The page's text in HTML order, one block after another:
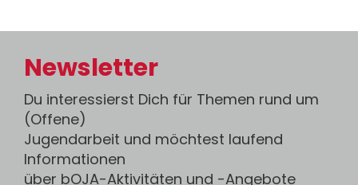
Newsletter
Du interessierst Dich für Themen rund um
(Offene)
Jugendarbeit und möchtest laufend
Informationen
über bOJA-Aktivitäten und -Angebote